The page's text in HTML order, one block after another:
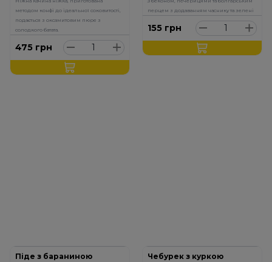
методом конфі до ідеальної соковитості,
подається з оксамитовим пюре з
солодкого батата.
475 грн
перцем з додаванням часнику та зелені
155 грн
Піде з бараниною Чебурек з куркою